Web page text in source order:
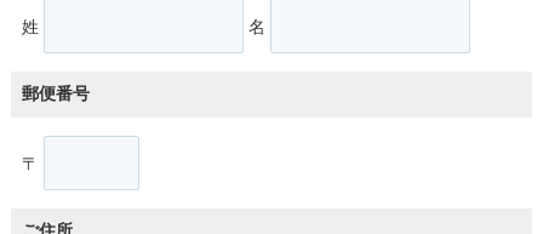
姓 名
郵便番号
〒